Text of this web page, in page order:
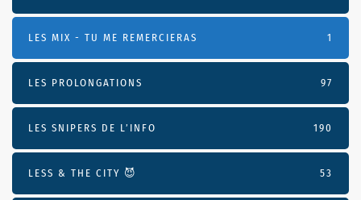
LES MIX - TU ME REMERCIERAS 1
LES PROLONGATIONS 97
LES SNIPERS DE L’INFO 190
LESS & THE CITY 😈 53